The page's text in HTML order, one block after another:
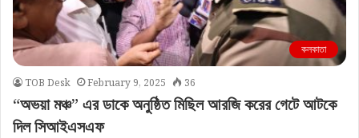
কলকাতা
TOB Desk February 9, 2025 36
“অভয়া মঞ্চ” এর ডাকে অনুষ্ঠিত মিছিল আরজি করের গেটে আটকে
দিল সিআইএসএফ